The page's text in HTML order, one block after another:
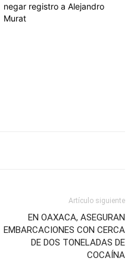
negar registro a Alejandro
Murat
Artículo siguiente
EN OAXACA, ASEGURAN
EMBARCACIONES CON CERCA
DE DOS TONELADAS DE
COCAÍNA